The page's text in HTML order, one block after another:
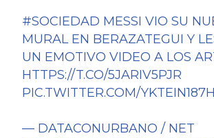
#SOCIEDAD MESSI VIO SU
MURAL EN BERAZATEGUI Y
UN EMOTIVO VIDEO A LOS
HTTPS://T.CO/5JARIV5PJR
PIC.TWITTER.COM/YKTEIN187H
— DATACONURBANO / NET